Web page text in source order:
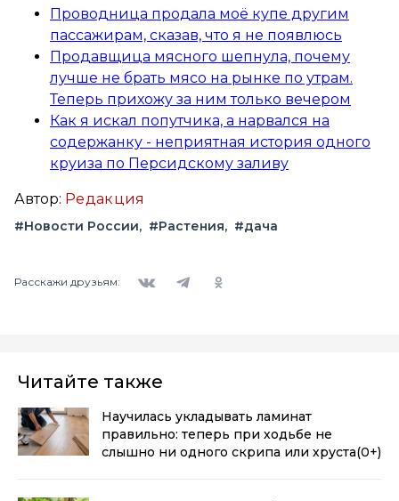
Проводница продала моё купе другим
пассажирам, сказав, что я не появлюсь
Продавщица мясного шепнула, почему
лучше не брать мясо на рынке по утрам.
Теперь прихожу за ним только вечером
Как я искал попутчика, а нарвался на
содержанку - неприятная история одного
круиза по Персидскому заливу
Автор: Редакция
#Новости России #Растения #дача
Расскажи друзьям:
Читайте также
Научилась укладывать ламинат
правильно: теперь при ходьбе не
слышно ни одного скрипа или хруста(0+)